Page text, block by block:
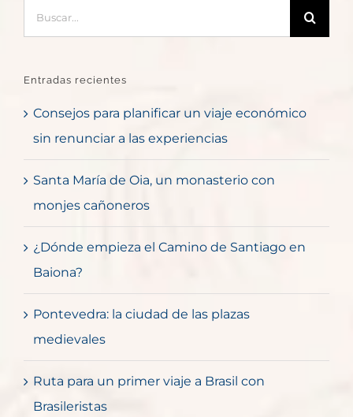
Entradas recientes
Consejos para planificar un viaje económico
sin renunciar a las experiencias
Santa María de Oia, un monasterio con
monjes cañoneros
¿Dónde empieza el Camino de Santiago en
Baiona?
Pontevedra: la ciudad de las plazas
medievales
Ruta para un primer viaje a Brasil con
Brasileristas